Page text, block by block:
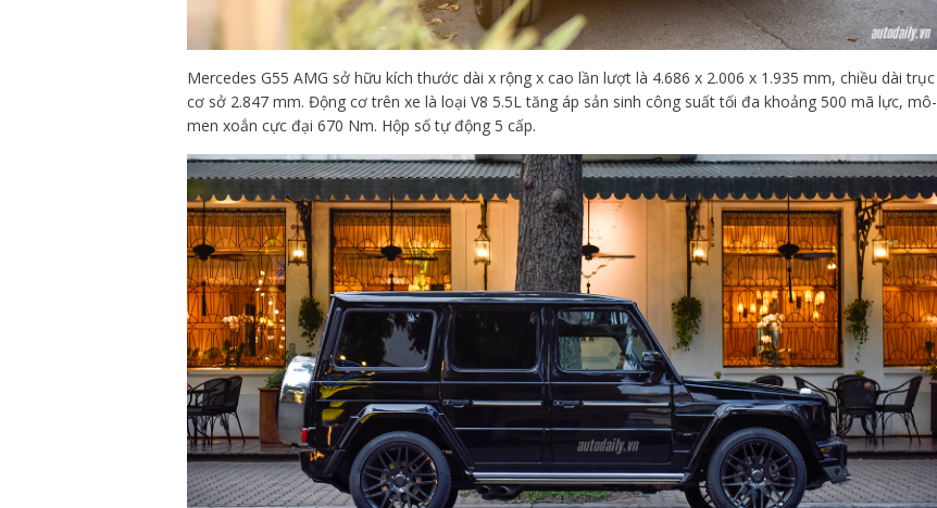
Mercedes G55 AMG sở hữu kích thước dài x rộng x cao lần lượt là 4.686 x 2.006 x 1.935 mm, chiều dài trục
cơ sở 2.847 mm. Động cơ trên xe là loại V8 5.5L tăng áp sản sinh công suất tối đa khoảng 500 mã lực, mô-
men xoắn cực đại 670 Nm. Hộp số tự động 5 cấp.